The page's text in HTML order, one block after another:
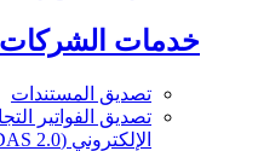
خدمات الشركات
تصديق المستندات
تصديق الفواتير
الإلكتروني (eDAS 2.0)